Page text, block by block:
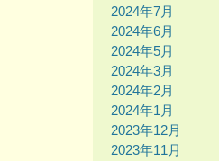
2024年7月
2024年6月
2024年5月
2024年3月
2024年2月
2024年1月
2023年12月
2023年11月